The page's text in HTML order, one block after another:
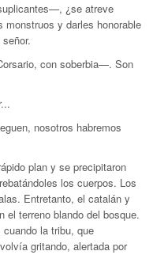
¿se atreve
y darles honorable
con soberbia—. Son
nosotros habremos
plan y se precipitaron
los cuerpos. Los
Entretanto, el catalán y
el terreno blando del bosque.
la tribu, que
gritando, alertada por